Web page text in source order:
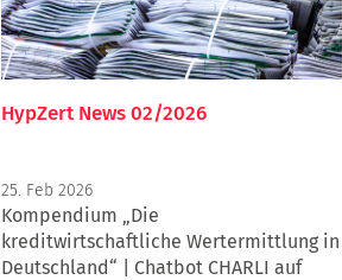
HypZert News 02/2026
25. Feb 2026
Kompendium „Die
kreditwirtschaftliche Wertermittlung in
Deutschland“ | Chatbot CHARLI auf